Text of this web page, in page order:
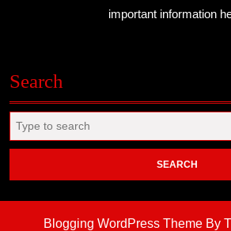
important information
Search
for:
Blogging WordPress Theme By